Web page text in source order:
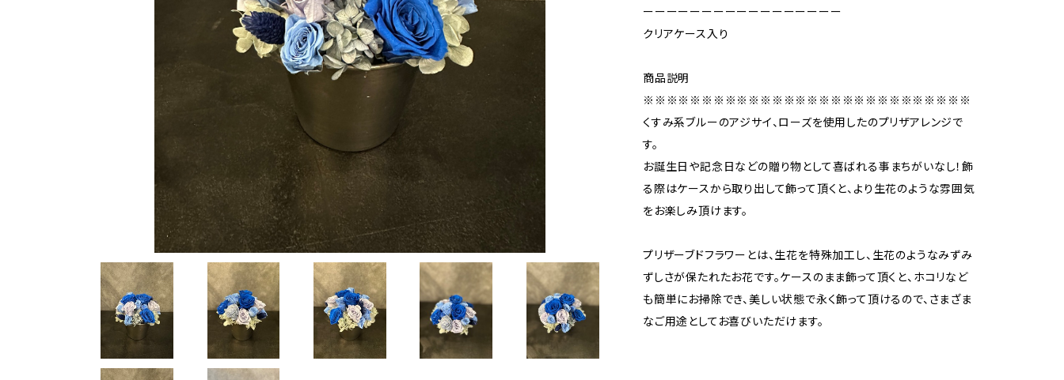
ーーーーーーーーーーーーーーーーー
クリアケース入り
商品説明
※※※※※※※※※※※※※※※※※※※※※※※※※※※※
くすみ系ブルーのアジサイ、ローズを使用したのプリザアレンジで
す。
お誕生日や記念日などの贈り物として喜ばれる事まちがいなし！飾
る際はケースから取り出して飾って頂くと、より生花のような雰囲気
をお楽しみ頂けます。
プリザーブドフラワーとは、生花を特殊加工し、生花のようなみずみ
ずしさが保たれたお花です。ケースのまま飾って頂くと、ホコリなど
も簡単にお掃除でき、美しい状態で永く飾って頂けるので、さまざま
なご用途としてお喜びいただけます。